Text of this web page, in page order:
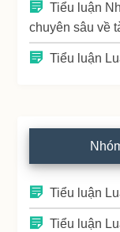
Tiểu luận
chuyên sâu về
Tiểu luận
Tiểu luận
Tiểu luận